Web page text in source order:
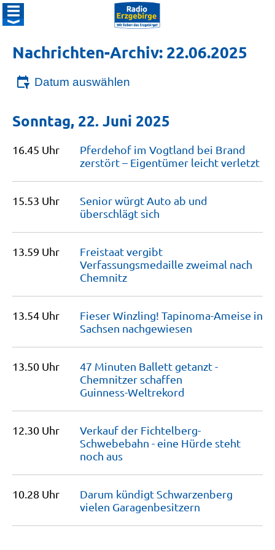
Nachrichten-Archiv: 22.06.2025
Datum auswählen
Sonntag, 22. Juni 2025
16.45 Uhr
Pferdehof im Vogtland bei Brand
zerstört – Eigentümer leichtverletzt
15.53 Uhr
Senior würgt Auto ab und
überschlägt sich
13.59 Uhr
Freistaat vergibt
Verfassungsmedaille zweimal nach
Chemnitz
13.54 Uhr
Fieser Winzling! Tapinoma-Ameise in
Sachsen nachgewiesen
13.50 Uhr
47 Minuten Ballett getanzt -
Chemnitzer schaffen
Guinness-Weltrekord
12.30 Uhr
Verkauf der Fichtelberg-
Schwebebahn - eine Hürde steht
noch aus
10.28 Uhr
Darum kündigt Schwarzenberg
vielen Garagenbesitzern